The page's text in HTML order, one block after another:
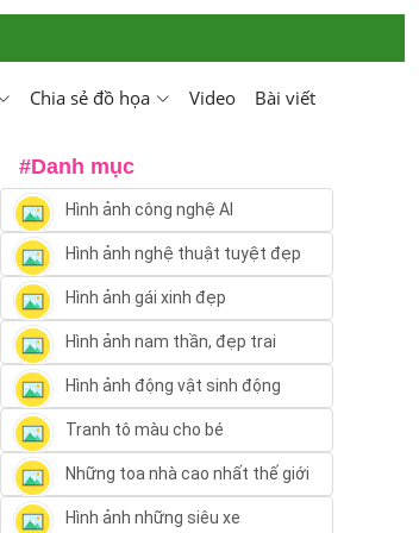
Chia sẻ đồ họa Video Bài viết
#Danh mục
Hình ảnh công nghệ AI
Hình ảnh nghệ thuật tuyệt đẹp
Hình ảnh gái xinh đẹp
Hình ảnh nam thần, đẹp trai
Hình ảnh động vật sinh động
Tranh tô màu cho bé
Những toa nhà cao nhất thế giới
Hình ảnh những siêu xe